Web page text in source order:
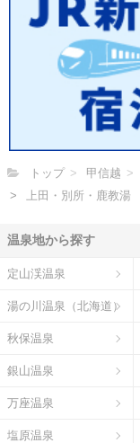
トップ 甲信越
上田・別所・鹿教湯
温泉地から探す
定山渓温泉
湯の川温泉（北海道）
秋保温泉
銀山温泉
万座温泉
塩原温泉